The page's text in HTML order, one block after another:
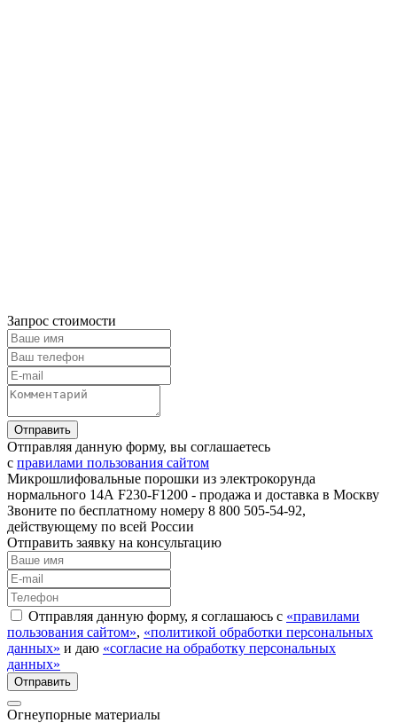
Запрос стоимости
Отправляя данную форму, вы соглашаетесь
с правилами пользования сайтом
Микрошлифовальные порошки из электрокорунда
нормального 14А F230-F1200 - продажа и доставка в Москву
Звоните по бесплатному номеру 8 800 505-54-92,
действующему по всей России
Отправить заявку на консультацию
Отправляя данную форму, я соглашаюсь с «правилами
пользования сайтом», «политикой обработки персональных
данных» и даю «согласие на обработку персональных
данных»
Огнеупорные материалы